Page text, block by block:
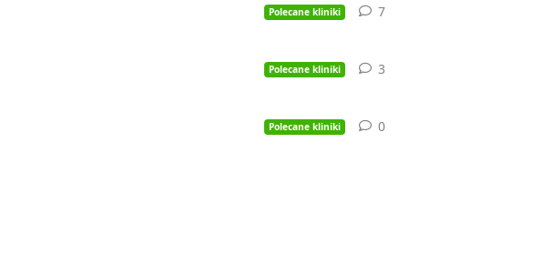
Polecane kliniki 7
Polecane kliniki 3
Polecane kliniki 0